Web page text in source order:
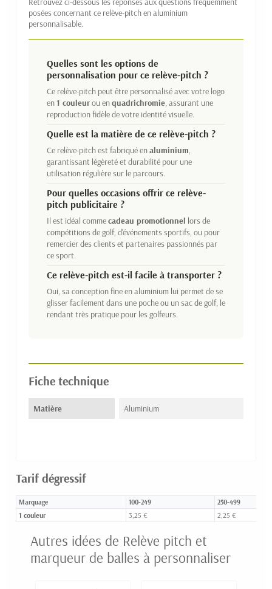
posées concernant ce relève-pitch en aluminium
personnalisable.
Quelles sont les options de
personnalisation pour ce relève-pitch ?
Ce relève-pitch peut être personnalisé avec votre logo
en1 couleurou enquadrichromie, assurant une
reproduction fidèle de votre identité visuelle.
Quelle est la matière de ce relève-pitch ?
Ce relève-pitch est fabriqué enaluminium,
garantissant légèreté et durabilité pour une
utilisation régulière sur le parcours.
Pour quelles occasions offrir ce relève-
pitch publicitaire ?
Il est idéal commecadeau promotionnel lors de
compétitions de golf, d'événements sportifs, ou pour
remercier des clients et partenaires passionnés par
ce sport.
Ce relève-pitch est-il facile à transporter ?
Oui, sa conception fine en aluminium lui permet de se
glisser facilement dans une poche ou un sac de golf, le
rendant très pratique pour les golfeurs.
Fiche technique
Matière Aluminium
Tarif dégressif
Marquage 100-249 250-499
1 couleur 3,25 € 2,25 €
Autres idées de Relève pitch et
marqueur de balles à personnaliser